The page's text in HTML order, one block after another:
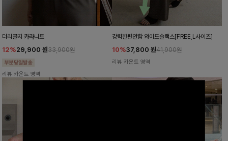
더리골지 카라니트
12%29,900 원33,900원
리뷰 카운트 영역
강력한편안함 와이드슬랙스[FREE,L사이즈]
10%37,800 원41,900원
리뷰 카운트 영역